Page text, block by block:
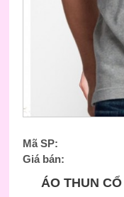
Mã SP:
Giá bán:
ÁO THUN